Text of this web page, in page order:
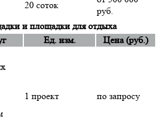
20 соток
руб.
и площадки для отдыха
Ед. изм.
Цена (руб.)
1 проект по запросу